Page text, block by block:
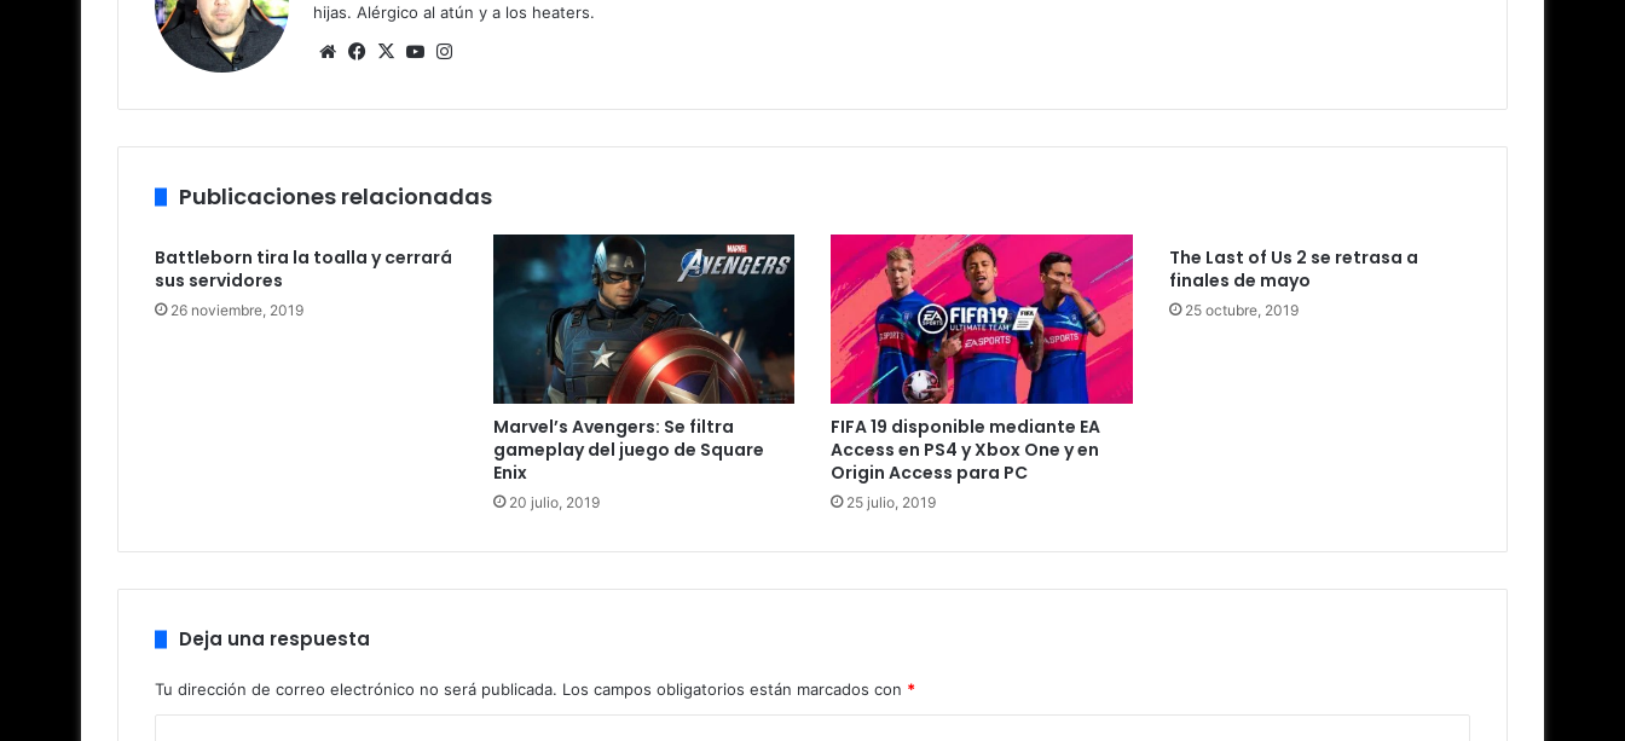
hijas. Alérgico al atún y a los heaters.
Siti
we
Fa
bo
X
Yo
ub ra
Publicaciones relacionadas
Battleborn tira la toalla y cerrará
sus servidores
26 noviembre, 2019
Marvel’s Avengers: Se filtra
gameplay del juego de Square
Enix
20 julio, 2019
FIFA 19 disponible mediante EA
Access en PS4 y Xbox One y en
Origin Access para PC
25 julio, 2019
The Last of Us 2 se retrasa a
finales de mayo
25 octubre, 2019
Deja una respuesta
Tu dirección de correo electrónico no será publicada. Los campos obligatorios están marcados con *